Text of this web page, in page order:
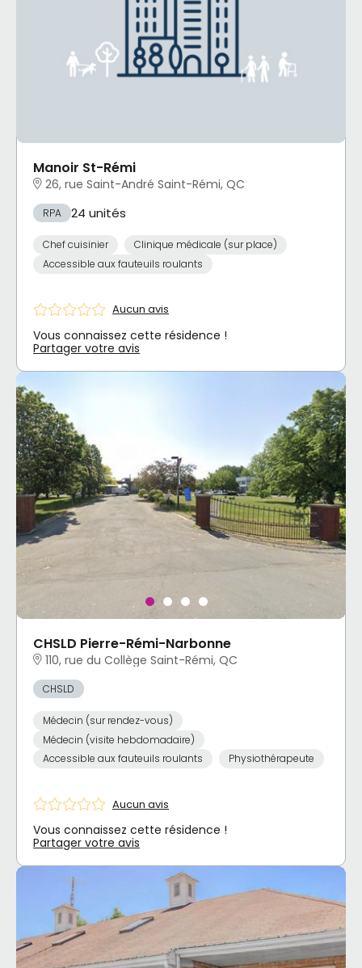
Manoir St-Rémi
26, rue Saint-André Saint-Rémi, QC
RPA 24 unités
Chef cuisinier
Clinique médicale (sur place)
Accessible aux fauteuils roulants
Aucun avis
Vous connaissez cette résidence !
Partager votre avis
CHSLD Pierre-Rémi-Narbonne
110, rue du Collège Saint-Rémi, QC
CHSLD
Médecin (sur rendez-vous)
Médecin (visite hebdomadaire)
Accessible aux fauteuils roulants
Physiothérapeute
Aucun avis
Vous connaissez cette résidence !
Partager votre avis